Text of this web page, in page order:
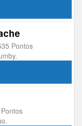
Pontos